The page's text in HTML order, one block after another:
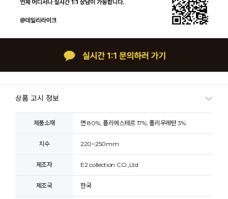
상품 고시 정보
제품소재 면 80%, 폴리에스테르 17%, 폴리우레탄 3%
치수 220~250mm
제조자 E2 collection CO.,Ltd
제조국 한국